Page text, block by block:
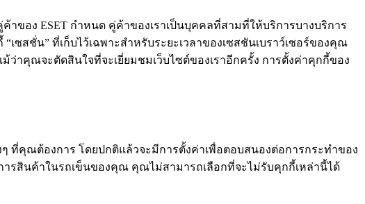
ของ ESET กำหนด คู่ค้าของเราเป็นบุคคลที่สามที่ให้บริการบางบริการ
ซสชั่น” ที่เก็บไว้เฉพาะสำหรับระยะเวลาของเซสชันเบราว์เซอร์ของคุณ
ว่าคุณจะตัดสินใจที่จะเยี่ยมชมเว็บไซต์ของเราอีกครั้ง การตั้งค่าคุกกี้ของ
ที่คุณต้องการ โดยปกติแล้วจะมีการตั้งค่าเพื่อตอบสนองต่อการกระทำของ
ารสินค้าในรถเข็นของคุณ คุณไม่สามารถเลือกที่จะไม่รับคุกกี้เหล่านี้ได้